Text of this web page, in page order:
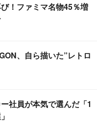
！ファミマ名物45％増
、自ら描いた”レトロ
社員が本気で選んだ「1